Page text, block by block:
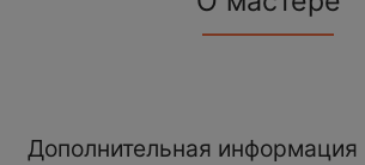
Дополнительная информация